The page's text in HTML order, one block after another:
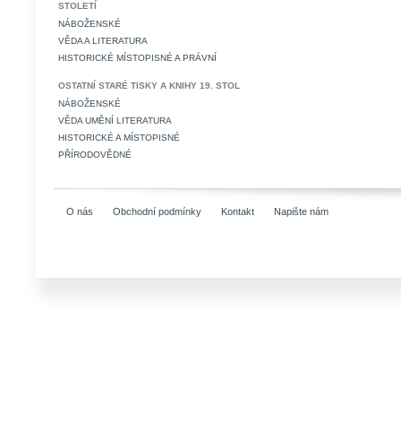
STOLETÍ
NÁBOŽENSKÉ
VĚDA A LITERATURA
HISTORICKÉ MÍSTOPISNÉ A PRÁVNÍ
OSTATNÍ STARÉ TISKY A KNIHY 19. STOL
NÁBOŽENSKÉ
VĚDA UMĚNÍ LITERATURA
HISTORICKÉ A MÍSTOPISNÉ
PŘÍRODOVĚDNÉ
O nás Obchodní podmínky Kontakt Napište nám